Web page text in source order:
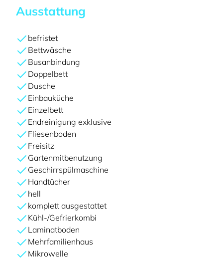
Ausstattung
befristet
Bettwäsche
Busanbindung
Doppelbett
Dusche
Einbauküche
Einzelbett
Endreinigung exklusive
Fliesenboden
Freisitz
Gartenmitbenutzung
Geschirrspülmaschine
Handtücher
hell
komplett ausgestattet
Kühl-/Gefrierkombi
Laminatboden
Mehrfamilienhaus
Mikrowelle